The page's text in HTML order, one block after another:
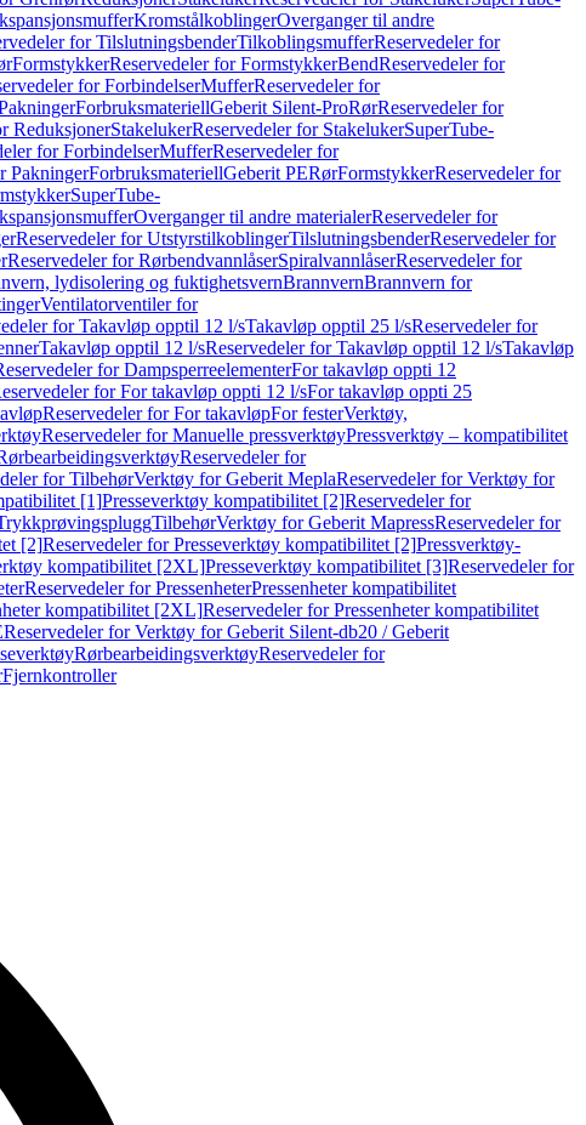
KromstålkoblingerOverganger til andre
for TilslutningsbenderTilkoblingsmufferReservedeler for
FormstykkerReservedeler for FormstykkerBendReservedeler for
for ForbindelserMufferReservedeler for
ForbruksmateriellGeberit Silent-ProRørReservedeler for
ReduksjonerStakelukerReservedeler for StakelukerSuperTube-
for ForbindelserMufferReservedeler for
PakningerForbruksmateriellGeberit PERørFormstykkerReservedeler for
SuperTube-
Overganger til andre materialerReservedeler for
Reservedeler for UtstyrstilkoblingerTilslutningsbenderReservedeler for
Reservedeler for RørbendvannlåserSpiralvannlåserReservedeler for
lydisolering og fuktighetsvernBrannvernBrannvern for
Ventilatorventiler for
for Takavløp opptil 12 l/sTakavløp opptil 25 l/sReservedeler for
Takavløp opptil 12 l/sReservedeler for Takavløp opptil 12 l/sTakavløp
for DampsperreelementerFor takavløp oppti 12
for For takavløp oppti 12 l/sFor takavløp oppti 25
Reservedeler for For takavløpFor festerVerktøy,
Reservedeler for Manuelle pressverktøyPressverktøy – kompatibilitet
Reservedeler for
for TilbehørVerktøy for Geberit MeplaReservedeler for Verktøy for
[1]Presseverktøy kompatibilitet [2]Reservedeler for
TilbehørVerktøy for Geberit MapressReservedeler for
[2]Reservedeler for Presseverktøy kompatibilitet [2]Pressverktøy-
kompatibilitet [2XL]Presseverktøy kompatibilitet [3]Reservedeler for
Reservedeler for PressenheterPressenheter kompatibilitet
kompatibilitet [2XL]Reservedeler for Pressenheter kompatibilitet
Reservedeler for Verktøy for Geberit Silent-db20 / Geberit
RørbearbeidingsverktøyReservedeler for
Fjernkontroller